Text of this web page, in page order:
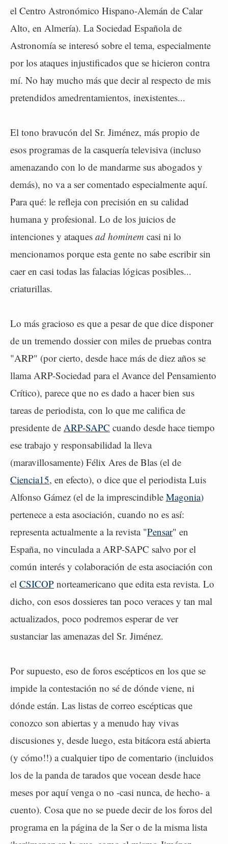
el Centro Astronómico Hispano-Alemán de Calar
Alto, en Almería). La Sociedad Española de
Astronomía se interesó sobre el tema, especialmente
por los ataques injustificados que se hicieron contra
mí. No hay mucho más que decir al respecto de mis
pretendidos amedrentamientos, inexistentes...
El tono bravucón del Sr. Jiménez, más propio de
esos programas de la casquería televisiva (incluso
amenazando con lo de mandarme sus abogados y
demás), no va a ser comentado especialmente aquí.
Para qué: le refleja con precisión en su calidad
humana y profesional. Lo de los juicios de
intenciones y ataques ad hominem casi ni lo
mencionamos porque esta gente no sabe escribir sin
caer en casi todas las falacias lógicas posibles...
criaturillas.
Lo más gracioso es que a pesar de que dice disponer
de un tremendo dossier con miles de pruebas contra
"ARP" (por cierto, desde hace más de diez años se
llama ARP-Sociedad para el Avance del Pensamiento
Crítico), parece que no es dado a hacer bien sus
tareas de periodista, con lo que me califica de
presidente de ARP-SAPC cuando desde hace tiempo
ese trabajo y responsabilidad la lleva
(maravillosamente) Félix Ares de Blas (el de
Ciencia15, en efecto), o dice que el periodista Luis
Alfonso Gámez (el de la imprescindible Magonia)
pertenece a esta asociación, cuando no es así:
representa actualmente a la revista "Pensar" en
España, no vinculada a ARP-SAPC salvo por el
común interés y colaboración de esta asociación con
el CSICOP norteamericano que edita esta revista. Lo
dicho, con esos dossieres tan poco veraces y tan mal
actualizados, poco podremos esperar de ver
sustanciar las amenazas del Sr. Jiménez.
Por supuesto, eso de foros escépticos en los que se
impide la contestación no sé de dónde viene, ni
dónde están. Las listas de correo escépticas que
conozco son abiertas y a menudo hay vivas
discusiones y, desde luego, esta bitácora está abierta
(y cómo!!) a cualquier tipo de comentario (incluidos
los de la panda de tarados que vocean desde hace
meses por aquí venga o no -casi nunca, de hecho- a
cuento). Cosa que no se puede decir de los foros del
programa en la página de la Ser o de la misma lista